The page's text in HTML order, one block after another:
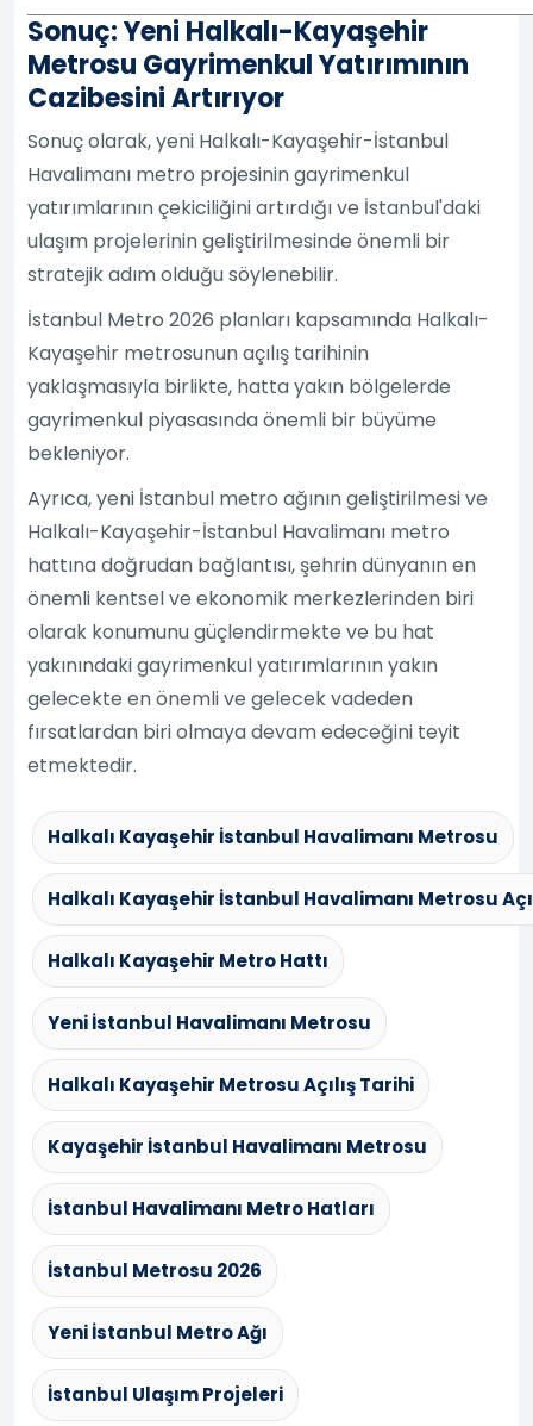
Sonuç: Yeni Halkalı-Kayaşehir
Metrosu Gayrimenkul Yatırımının
Cazibesini Artırıyor
Sonuç olarak, yeni Halkalı-Kayaşehir-İstanbul
Havalimanı metro projesinin gayrimenkul
yatırımlarının çekiciliğini artırdığı ve İstanbul'daki
ulaşım projelerinin geliştirilmesinde önemli bir
stratejik adım olduğu söylenebilir.
İstanbul Metro 2026 planları kapsamında Halkalı-
Kayaşehir metrosunun açılış tarihinin
yaklaşmasıyla birlikte, hatta yakın bölgelerde
gayrimenkul piyasasında önemli bir büyüme
bekleniyor.
Ayrıca, yeni İstanbul metro ağının geliştirilmesi ve
Halkalı-Kayaşehir-İstanbul Havalimanı metro
hattına doğrudan bağlantısı, şehrin dünyanın en
önemli kentsel ve ekonomik merkezlerinden biri
olarak konumunu güçlendirmekte ve bu hat
yakınındaki gayrimenkul yatırımlarının yakın
gelecekte en önemli ve gelecek vadeden
fırsatlardan biri olmaya devam edeceğini teyit
etmektedir.
Halkalı Kayaşehir İstanbul Havalimanı Metrosu
Halkalı Kayaşehir İstanbul Havalimanı Metrosu
Halkalı Kayaşehir Metro Hattı
Yeni İstanbul Havalimanı Metrosu
Halkalı Kayaşehir Metrosu Açılış Tarihi
Kayaşehir İstanbul Havalimanı Metrosu
İstanbul Havalimanı Metro Hatları
İstanbul Metrosu 2026
Yeni İstanbul Metro Ağı
İstanbul Ulaşım Projeleri